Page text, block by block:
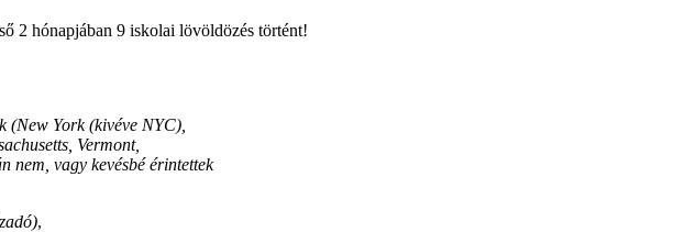
2 hónapjában 9 iskolai lövöldözés történt!
(New York (kivéve NYC),
Vermont,
nem, vagy kevésbé érintettek
,